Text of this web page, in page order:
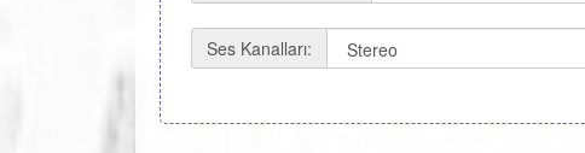
Ses Kanalları: